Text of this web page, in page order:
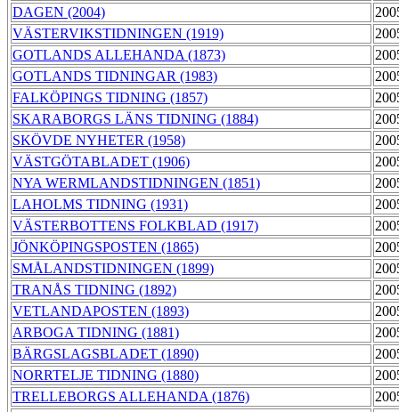
DAGEN (2004)
VÄSTERVIKSTIDNINGEN (1919)
GOTLANDS ALLEHANDA (1873)
GOTLANDS TIDNINGAR (1983)
FALKÖPINGS TIDNING (1857)
SKARABORGS LÄNS TIDNING (1884)
SKÖVDE NYHETER (1958)
VÄSTGÖTABLADET (1906)
NYA WERMLANDSTIDNINGEN (1851)
LAHOLMS TIDNING (1931)
VÄSTERBOTTENS FOLKBLAD (1917)
JÖNKÖPINGSPOSTEN (1865)
SMÅLANDSTIDNINGEN (1899)
TRANÅS TIDNING (1892)
VETLANDAPOSTEN (1893)
ARBOGA TIDNING (1881)
BÄRGSLAGSBLADET (1890)
NORRTELJE TIDNING (1880)
TRELLEBORGS ALLEHANDA (1876)